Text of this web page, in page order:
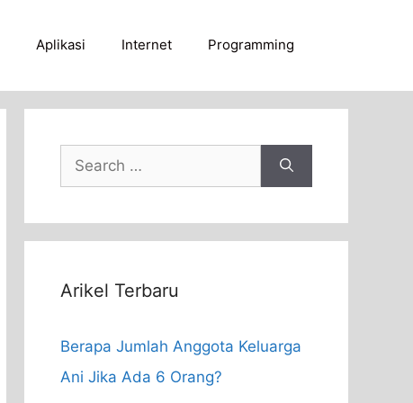
Aplikasi Internet Programming
Search
for:
Arikel Terbaru
Berapa Jumlah Anggota Keluarga
Ani Jika Ada 6 Orang?